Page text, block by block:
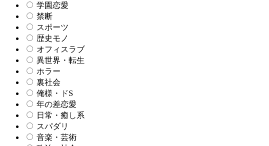
学園恋愛
禁断
スポーツ
歴史モノ
オフィスラブ
異世界・転生
ホラー
裏社会
俺様・ドS
年の差恋愛
日常・癒し系
スパダリ
音楽・芸術